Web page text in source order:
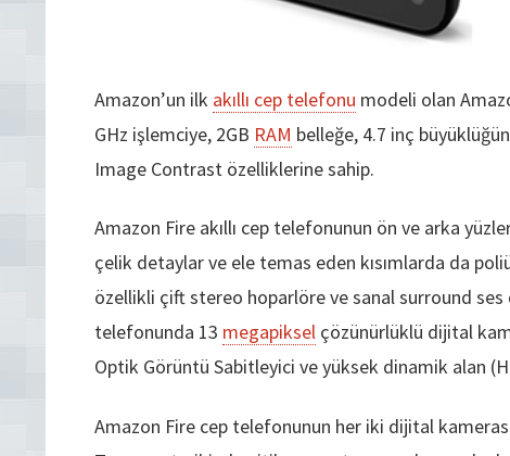
Amazon’un ilk akıllı cep telefonu modeli olan
GHz işlemciye, 2GB RAM belleğe, 4.7 inç
Image Contrast özelliklerine sahip.
Amazon Fire akıllı cep telefonunun ön ve arka
çelik detaylar ve ele temas eden kısımlarda da
özellikli çift stereo hoparlöre ve sanal surround
telefonunda 13 megapiksel çözünürlüklü dijital
Optik Görüntü Sabitleyici ve yüksek dinamik alan
Amazon Fire cep telefonunun her iki dijital